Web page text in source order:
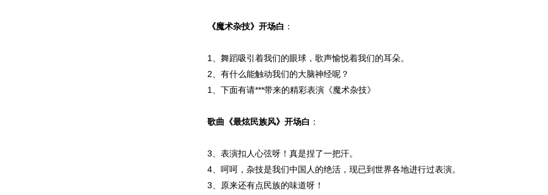
《魔术杂技》开场白 ：
1、舞蹈吸引着我们的眼球，歌声愉悦着我们的耳朵。
2、有什么能触动我们的大脑神经呢？
1、下面有请***带来的精彩表演《魔术杂技》
歌曲《最炫民族风》开场白 ：
3、表演扣人心弦呀！真是捏了一把汗。
4、呵呵，杂技是我们中国人的绝活，现已到世界各地进行过表演。
3、原来还有点民族的味道呀！